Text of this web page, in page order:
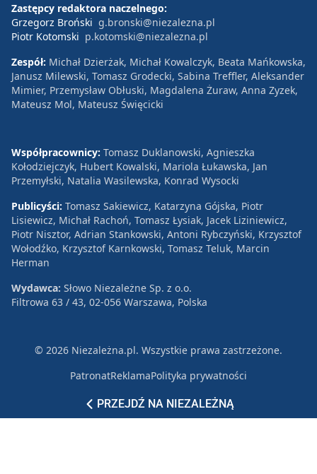
PRZEJDŹ NA NIEZALEŻNĄ
Zastępcy redaktora naczelnego:
Grzegorz Broński g.bronski@niezalezna.pl
Piotr Kotomski p.kotomski@niezalezna.pl
Zespół: Michał Dzierżak, Michał Kowalczyk, Beata Mańkowska,
Janusz Milewski, Tomasz Grodecki, Sabina Treffler, Aleksander
Mimier, Przemysław Obłuski, Magdalena Żuraw, Anna Zyzek,
Mateusz Mol, Mateusz Święcicki
Współpracownicy: Tomasz Duklanowski, Agnieszka
Kołodziejczyk, Hubert Kowalski, Mariola Łukawska, Jan
Przemyłski, Natalia Wasilewska, Konrad Wysocki
Publicyści: Tomasz Sakiewicz, Katarzyna Gójska, Piotr
Lisiewicz, Michał Rachoń, Tomasz Łysiak, Jacek Liziniewicz,
Piotr Nisztor, Adrian Stankowski, Antoni Rybczyński, Krzysztof
Wołodźko, Krzysztof Karnkowski, Tomasz Teluk, Marcin
Herman
Wydawca: Słowo Niezależne Sp. z o.o.
Filtrowa 63 / 43, 02-056 Warszawa, Polska
© 2026 Niezależna.pl. Wszystkie prawa zastrzeżone.
PatronatReklamaPolityka prywatności